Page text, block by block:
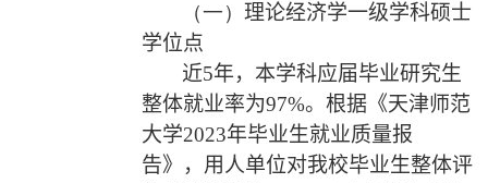
（一）理论经济学一级学科硕士
学位点
近5年，本学科应届毕业研究生
整体就业率为97%。根据《天津师范
大学2023年毕业生就业质量报
告》，用人单位对我校毕业生整体评